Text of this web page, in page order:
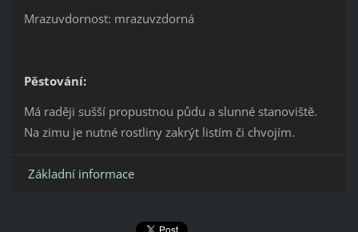
Mrazuvdornost: mrazuvzdorná
Pěstování:
Má raději sušší propustnou půdu a slunné stanoviště.
Na zimu je nutné rostliny zakrýt listím či chvojím.
Základní informace